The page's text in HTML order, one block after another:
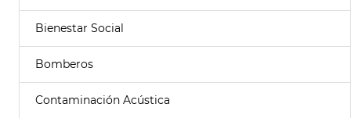
Bienestar Social
Bomberos
Contaminación Acústica